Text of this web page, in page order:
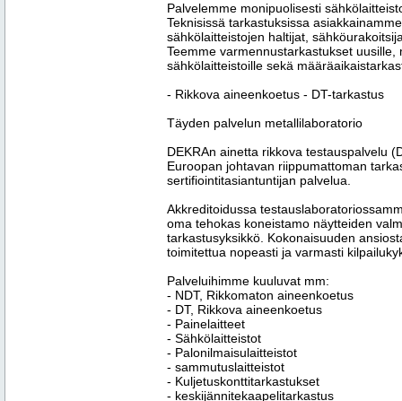
Palvelemme monipuolisesti
Teknisissä tarkastuksissa
sähkölaitteistojen haltijat,
Teemme varmennustarkastukset uusille,
sähkölaitteistoille sekä
- Rikkova aineenkoetus - DT-tarkastus
Täyden palvelun metallilaboratorio
DEKRAn ainetta rikkova testauspalvelu
Euroopan johtavan riippumattoman
sertifiointitasiantuntijan palvelua.
Akkreditoidussa
oma tehokas koneistamo näytteiden
tarkastusyksikkö. Kokonaisuuden
toimitettua nopeasti ja varmasti
Palveluihimme kuuluvat mm:
- NDT, Rikkomaton aineenkoetus
- DT, Rikkova aineenkoetus
- Painelaitteet
- Sähkölaitteistot
- Palonilmaisulaitteistot
- sammutuslaitteistot
- Kuljetuskonttitarkastukset
- keskijännitekaapelitarkastus